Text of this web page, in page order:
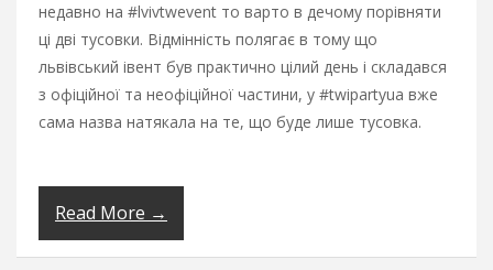
недавно на #lvivtwevent то варто в дечому порівняти
ці дві тусовки. Відмінність полягає в тому що
львівський івент був практично цілий день і складався
з офіційної та неофіційної частини, у #twipartyua вже
сама назва натякала на те, що буде лише тусовка.
Read More →